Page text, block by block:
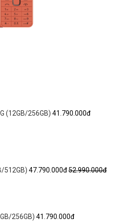
(12GB/256GB) 41.790.000đ
512GB) 47.790.000đ52.990.000đ
256GB) 41.790.000đ